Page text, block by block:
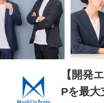
【開発
Pを最大